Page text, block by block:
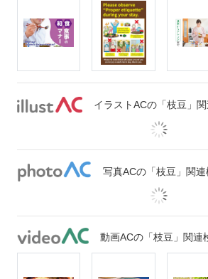
イラストACの「枝豆」
写真ACの「枝豆」関
動画ACの「枝豆」関連